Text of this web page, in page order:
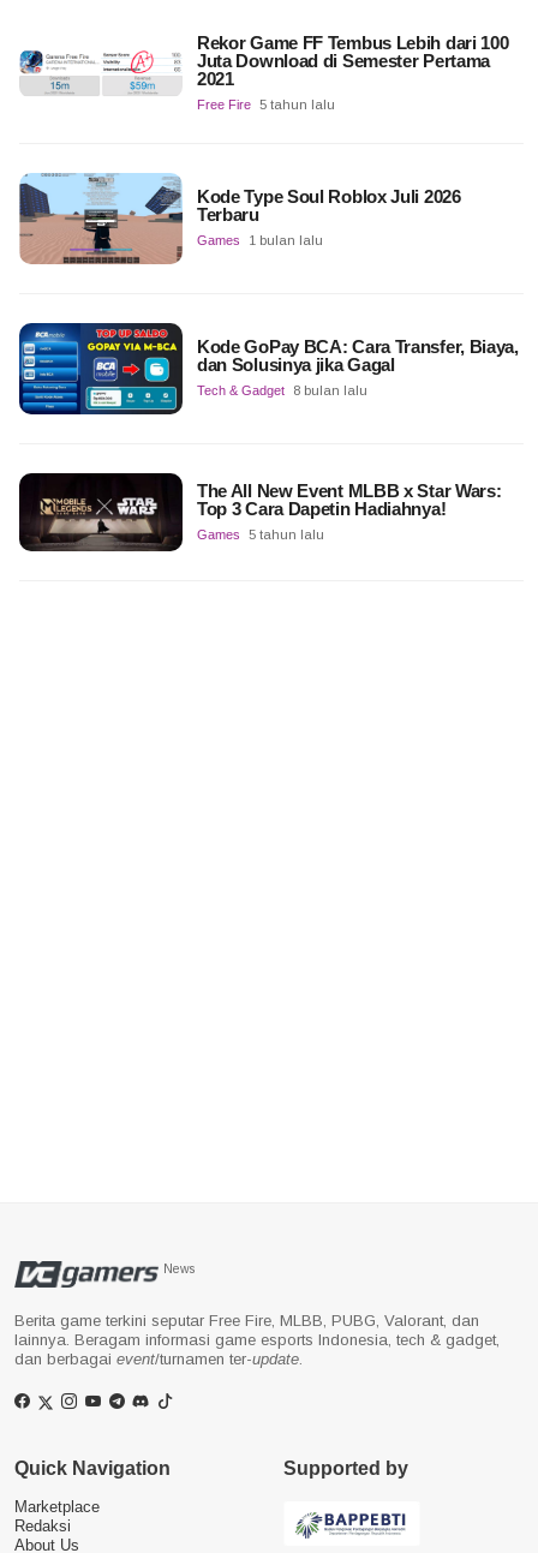
Rekor Game FF Tembus Lebih dari 100
Juta Download di Semester Pertama
2021
Free Fire 5 tahun lalu
Kode Type Soul Roblox Juli 2026
Terbaru
Games 1 bulan lalu
Kode GoPay BCA: Cara Transfer, Biaya,
dan Solusinya jika Gagal
Tech & Gadget 8 bulan lalu
The All New Event MLBB x Star Wars:
Top 3 Cara Dapetin Hadiahnya!
Games 5 tahun lalu
News
Berita game terkini seputar Free Fire, MLBB, PUBG, Valorant, dan
lainnya. Beragam informasi game esports Indonesia, tech & gadget,
dan berbagai event/turnamen ter-update
Quick Navigation
Marketplace
Redaksi
About Us
Supported by